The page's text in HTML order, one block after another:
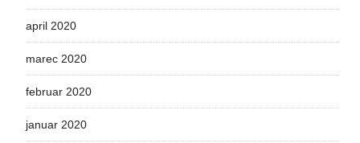
april 2020
marec 2020
februar 2020
januar 2020